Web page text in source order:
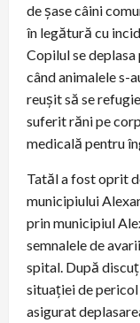
de șase câini
în legătură cu
Copilul se
când animalele s-
reușit să se
suferit răni pe
medicală pentru
Tatăl a fost oprit
municipiului
prin municipiul
semnalele de
spital. După
situației de
asigurat